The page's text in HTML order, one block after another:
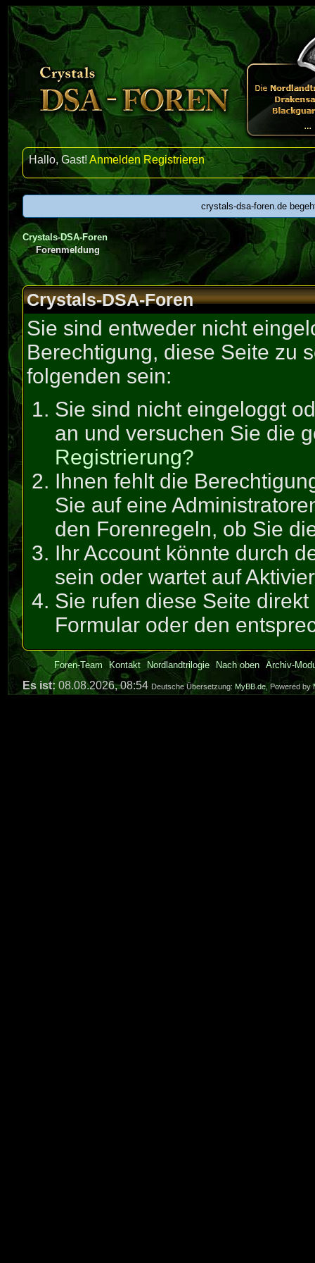
Hallo, Gast!Anmelden Registrieren
crystals-dsa-foren.de
Crystals-DSA-Foren
Forenmeldung
Crystals-DSA-Foren
Sie sind entweder nicht
Berechtigung, diese Seite zu
folgenden sein:
Sie sind nicht eingeloggt
an und versuchen Sie die
Registrierung?
Ihnen fehlt die
Sie auf eine
den Forenregeln, ob Sie
Ihr Account könnte durch
sein oder wartet auf
Sie rufen diese Seite
Formular oder den
Foren-Team Kontakt Nordlandtrilogie Nach oben Archiv-
Es ist: 08.08.2026, 08:54 Deutsche Übersetzung: MyBB.de, Powered by